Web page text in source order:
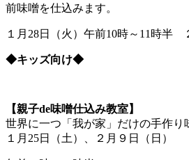
前味噌を仕込みます。
１月28日（火）午前10時～11時半
◆キッズ向け◆
【親子de味噌仕込み教室】
世界に一つ「我が家」だけの手作り
１月25日（土）、２月９日（日）